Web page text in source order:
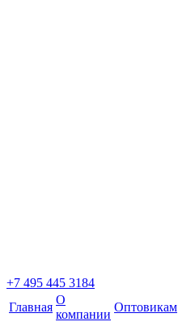
+7 495 445 3184
Главная
О
компании
Оптовикам